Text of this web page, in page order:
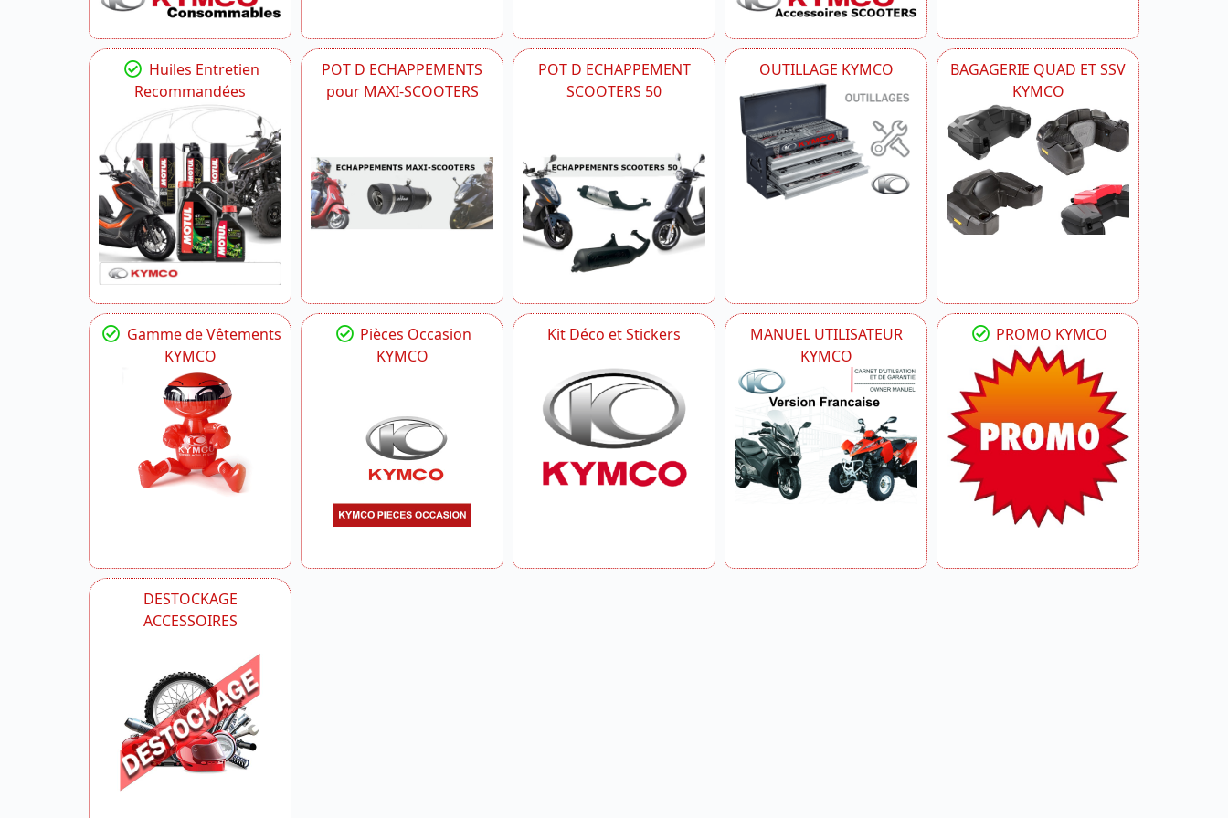
Huiles Entretien
Recommandées
POT D ECHAPPEMENTS
pour MAXI-SCOOTERS
POT D ECHAPPEMENT
SCOOTERS 50
OUTILLAGE KYMCO
BAGAGERIE QUAD ET SSV
KYMCO
Gamme de Vêtements
KYMCO
Pièces Occasion
KYMCO
Kit Déco et Stickers
MANUEL UTILISATEUR
KYMCO
PROMO KYMCO
DESTOCKAGE
ACCESSOIRES